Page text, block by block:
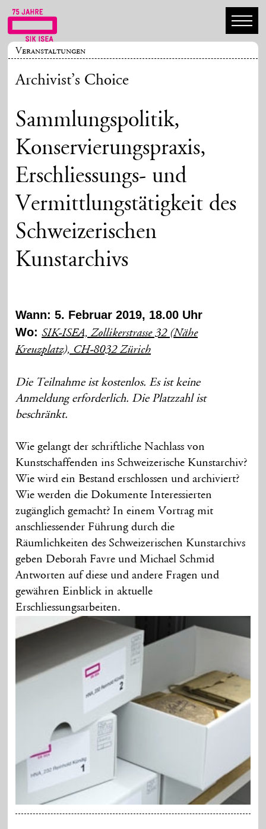
Veranstaltungen
Archivist’s Choice
Sammlungspolitik,
Konservierungspraxis,
Erschliessungs- und
Vermittlungstätigkeit des
Schweizerischen
Kunstarchivs
Wann: 5. Februar 2019, 18.00 Uhr
Wo:SIK-ISEA, Zollikerstrasse 32 (Nähe
Kreuzplatz), CH-8032 Zürich
Die Teilnahme ist kostenlos. Es ist keine
Anmeldung erforderlich. Die Platzzahl ist
beschränkt.
Wie gelangt der schriftliche Nachlass von
Kunstschaffenden ins Schweizerische Kunstarchiv?
Wie wird ein Bestand erschlossen und archiviert?
Wie werden die Dokumente Interessierten
zugänglich gemacht? In einem Vortrag mit
anschliessender Führung durch die
Räumlichkeiten des Schweizerischen Kunstarchivs
geben Deborah Favre und Michael Schmid
Antworten auf diese und andere Fragen und
gewähren Einblick in aktuelle
Erschliessungsarbeiten.